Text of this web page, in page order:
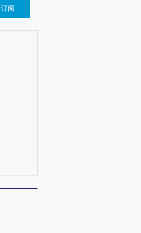
订阅